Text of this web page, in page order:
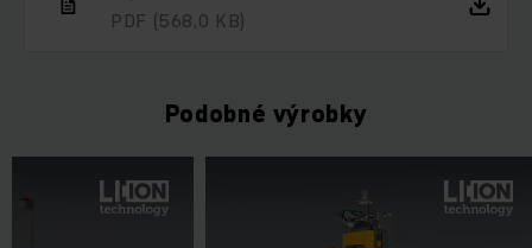
PDF (568,0 KB)
Podobné výrobky